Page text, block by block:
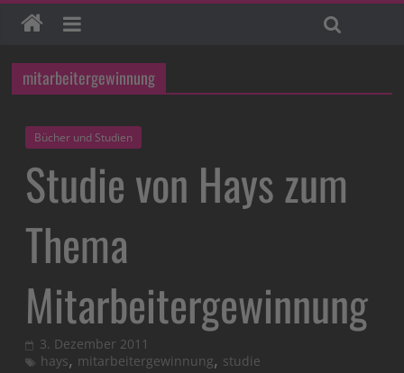
mitarbeitergewinnung
Bücher und Studien
Studie von Hays zum
Thema
Mitarbeitergewinnung
3. Dezember 2011
hays, mitarbeitergewinnung, studie